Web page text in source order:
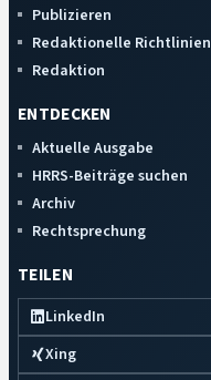
Publizieren
Redaktionelle Richtlinien
Redaktion
ENTDECKEN
Aktuelle Ausgabe
HRRS-Beiträge suchen
Archiv
Rechtsprechung
TEILEN
LinkedIn
Xing